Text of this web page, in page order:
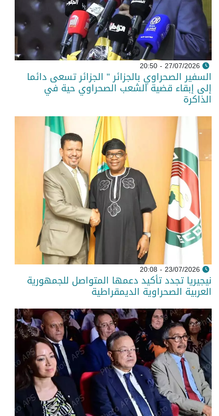
27/07/2026 - 20:50
السفير الصحراوي بالجزائر " الجزائر تسعى دائما
إلى إبقاء قضية الشعب الصحراوي حية في
الذاكرة
23/07/2026 - 20:08
نيجيريا تجدد تأكيد دعمها المتواصل للجمهورية
العربية الصحراوية الديمقراطية